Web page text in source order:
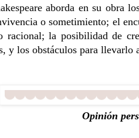
aborda en su obra
o sometimiento; el
la posibilidad de
y los obstáculos para llevarlo
Opinión